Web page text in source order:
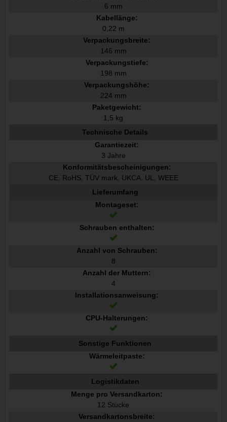
6 mm
Kabellänge:
0,22 m
Verpackungsbreite:
146 mm
Verpackungstiefe:
198 mm
Verpackungshöhe:
224 mm
Paketgewicht:
1,5 kg
Technische Details
Garantiezeit:
3 Jahre
Konformitätsbescheinigungen:
CE, RoHS, TÜV mark, UKCA, UL, WEEE
Lieferumfang
Montageset:
Schrauben enthalten:
Anzahl von Schrauben:
8
Anzahl der Muttern:
4
Installationsanweisung:
CPU-Halterungen:
Sonstige Funktionen
Wärmeleitpaste:
Logistikdaten
Menge pro Versandkarton:
12 Stücke
Versandkartonsbreite: